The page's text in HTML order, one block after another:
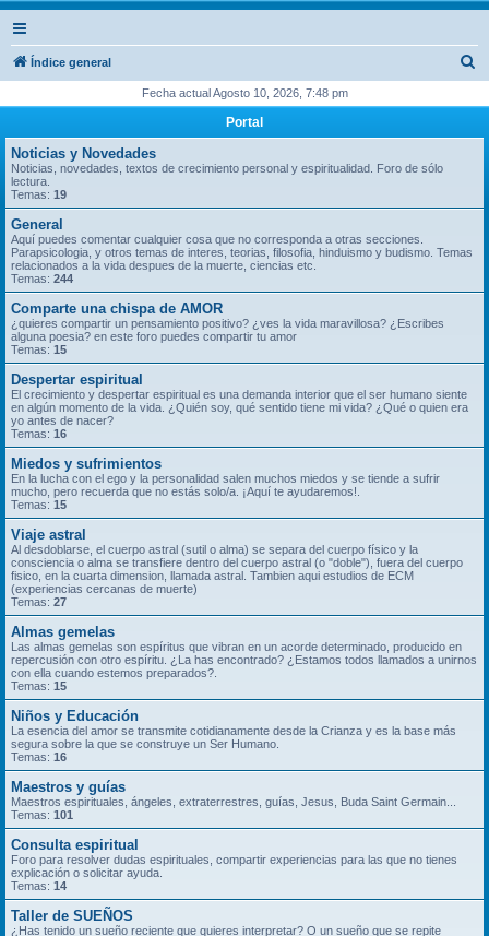
Índice general
c
Fecha actual Agosto 10, 2026, 7:48 pm
Portal
Noticias y Novedades
Noticias, novedades, textos de crecimiento personal y espiritualidad. Foro de sólo
lectura.
Temas: 19
General
Aquí puedes comentar cualquier cosa que no corresponda a otras secciones.
Parapsicologia, y otros temas de interes, teorias, filosofia, hinduismo y budismo. Temas
relacionados a la vida despues de la muerte, ciencias etc.
Temas: 244
Comparte una chispa de AMOR
¿quieres compartir un pensamiento positivo? ¿ves la vida maravillosa? ¿Escribes
alguna poesia? en este foro puedes compartir tu amor
Temas: 15
Despertar espiritual
El crecimiento y despertar espiritual es una demanda interior que el ser humano siente
en algún momento de la vida. ¿Quién soy, qué sentido tiene mi vida? ¿Qué o quien era
yo antes de nacer?
Temas: 16
Miedos y sufrimientos
En la lucha con el ego y la personalidad salen muchos miedos y se tiende a sufrir
mucho, pero recuerda que no estás solo/a. ¡Aquí te ayudaremos!.
Temas: 15
Viaje astral
Al desdoblarse, el cuerpo astral (sutil o alma) se separa del cuerpo físico y la
consciencia o alma se transfiere dentro del cuerpo astral (o "doble"), fuera del cuerpo
fisico, en la cuarta dimension, llamada astral. Tambien aqui estudios de ECM
(experiencias cercanas de muerte)
Temas: 27
Almas gemelas
Las almas gemelas son espíritus que vibran en un acorde determinado, producido en
repercusión con otro espíritu. ¿La has encontrado? ¿Estamos todos llamados a unirnos
con ella cuando estemos preparados?.
Temas: 15
Niños y Educación
La esencia del amor se transmite cotidianamente desde la Crianza y es la base más
segura sobre la que se construye un Ser Humano.
Temas: 16
Maestros y guías
Maestros espirituales, ángeles, extraterrestres, guías, Jesus, Buda Saint Germain...
Temas: 101
Consulta espiritual
Foro para resolver dudas espirituales, compartir experiencias para las que no tienes
explicación o solicitar ayuda.
Temas: 14
Taller de SUEÑOS
¿Has tenido un sueño reciente que quieres interpretar? O un sueño que se repite